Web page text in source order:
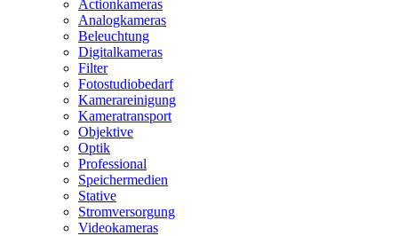
Actionkameras
Analogkameras
Beleuchtung
Digitalkameras
Filter
Fotostudiobedarf
Kamerareinigung
Kameratransport
Objektive
Optik
Professional
Speichermedien
Stative
Stromversorgung
Videokameras